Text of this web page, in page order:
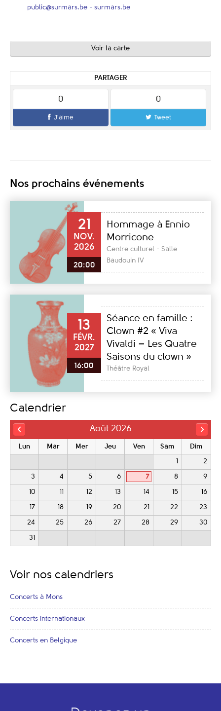
public@surmars.be - surmars.be
Voir la carte
PARTAGER
0
J'aime
0
Tweet
Nos prochains événements
21
NOV.
2026
20:00
Hommage à Ennio
Morricone
Centre culturel - Salle
Baudouin IV
13
FÉVR.
2027
16:00
Séance en famille :
Clown #2 « Viva
Vivaldi – Les Quatre
Saisons du clown »
Théâtre Royal
Calendrier
Août 2026
Lun Mar Mer Jeu Ven Sam Dim
2
3 4 5 6 7 8 9
10 12 13 14 15 16
17 18 19 20 21 22 23
24 25 26 27 28 29 30
31
Voir nos calendriers
Concerts à Mons
Concerts internationaux
Concerts en Belgique